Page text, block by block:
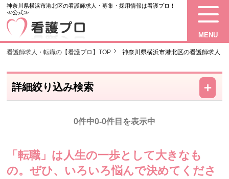
神奈川県横浜市港北区の看護師求人・募集・採用情報は看護プロ！
≪公式≫
MENU
看護師求人・転職の【看護プロ】TOP 神奈川県横浜市港北区の看護師求人・
詳細絞り込み検索 －
＋
0件中0-0件目を表示中
「転職」は人生の一歩として大きなも
の。ぜひ、いろいろ悩んで決めてくださ